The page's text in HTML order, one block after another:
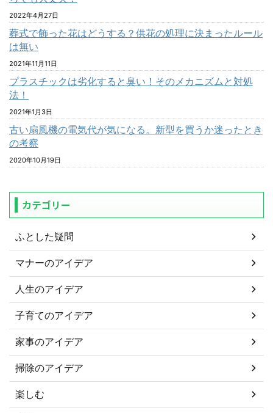
2022年4月27日
葬式で飾った花はどうする？供花の処理に決まったルール
は無い
2021年11月11日
プラスチックは劣化すると臭い！そのメカニズムと対処
法！
2021年1月3日
古い扇風機の電気代が気になる。新型を買うか迷ったとき
の考察
2020年10月19日
カテゴリー
ふとした疑問
マナーのアイデア
人生のアイデア
子育てのアイデア
家事のアイデア
掃除のアイデア
楽しむ